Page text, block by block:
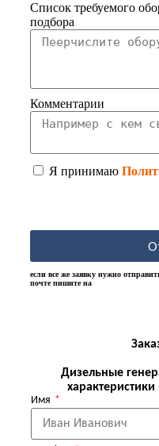
Список требуемого
подбора
Комментарии
Я принимаю
если все же заявку нужно
почте пишите на
Дизельные
Имя